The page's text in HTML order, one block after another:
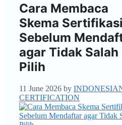
Cara Membaca
Skema Sertifikasi
Sebelum
agar Tidak Salah
Pilih
11 June 2026 by
CERTIFICATION